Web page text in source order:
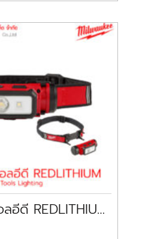
ไฟฉายคาดหัว แอลอีดี REDLITHIUM™